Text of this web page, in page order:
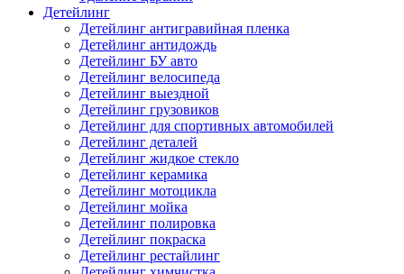
Детейлинг
Детейлинг антигравийная пленка
Детейлинг антидождь
Детейлинг БУ авто
Детейлинг велосипеда
Детейлинг выездной
Детейлинг грузовиков
Детейлинг для спортивных автомобилей
Детейлинг деталей
Детейлинг жидкое стекло
Детейлинг керамика
Детейлинг мотоцикла
Детейлинг мойка
Детейлинг полировка
Детейлинг покраска
Детейлинг рестайлинг